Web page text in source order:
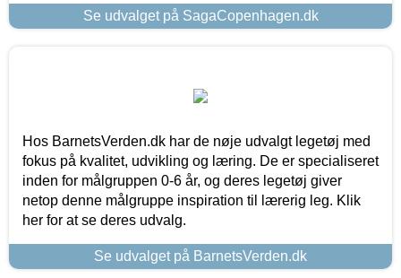
Se udvalget på SagaCopenhagen.dk
Hos BarnetsVerden.dk har de nøje udvalgt legetøj med
fokus på kvalitet, udvikling og læring. De er specialiseret
inden for målgruppen 0-6 år, og deres legetøj giver
netop denne målgruppe inspiration til lærerig leg. Klik
her for at se deres udvalg.
Se udvalget på BarnetsVerden.dk